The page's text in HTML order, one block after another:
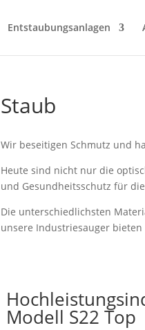
Entstaubungsanlagen
Staub
Wir beseitigen Schmutz und
Heute sind nicht nur die
und Gesundheitsschutz für
Die unterschiedlichsten
unsere Industriesauger bieten
Modell S22 Top